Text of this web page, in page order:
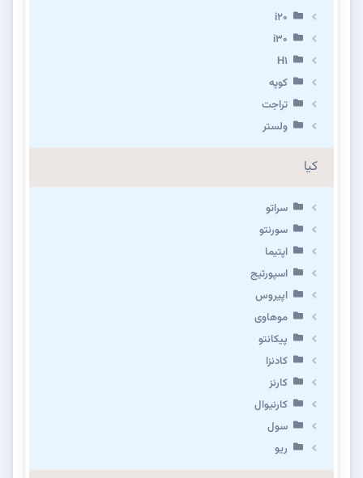
i20
i30
H1
کوپه
تراجت
ولستر
کیا
سراتو
سورنتو
اپتیما
اسپورتیج
اپیروس
موهاوی
پیکانتو
کادنزا
کارنز
کارنیوال
سول
ریو